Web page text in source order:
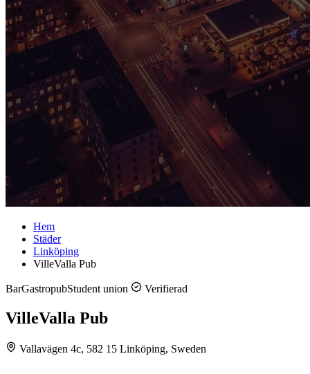
Hem
Städer
Linköping
VilleValla Pub
BarGastropubStudent union Verifierad
VilleValla Pub
Vallavägen 4c, 582 15 Linköping, Sweden